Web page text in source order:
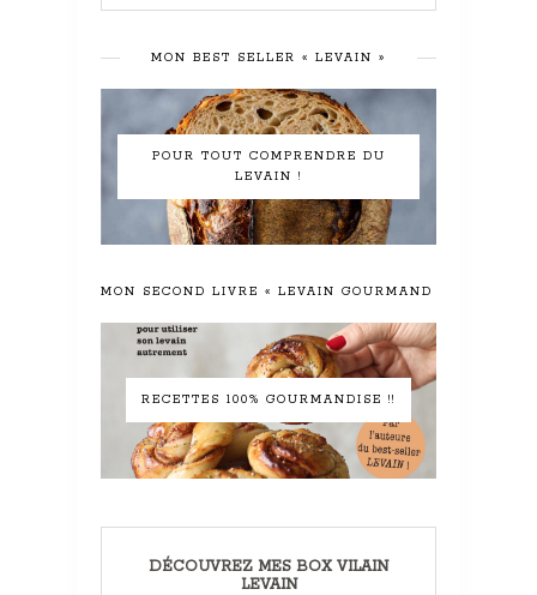
MON BEST SELLER « LEVAIN »
POUR TOUT COMPRENDRE DU
LEVAIN !
MON SECOND LIVRE « LEVAIN GOURMAND »
RECETTES 100% GOURMANDISE !!
DÉCOUVREZ MES BOX VILAIN
LEVAIN